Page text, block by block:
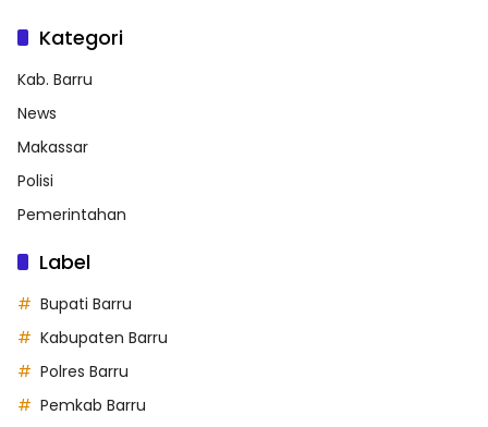
Kategori
Kab. Barru
News
Makassar
Polisi
Pemerintahan
Label
Bupati Barru
Kabupaten Barru
Polres Barru
Pemkab Barru